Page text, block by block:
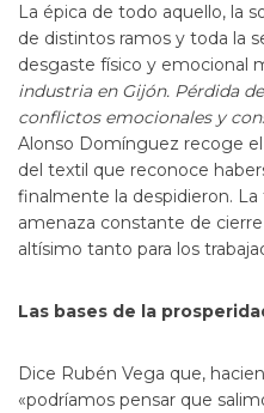
La épica de todo aquello, la
de distintos ramos y toda la
desgaste físico y emocional
industria en Gijón. Pérdida
conflictos emocionales y
Alonso Domínguez recoge
del textil que reconoce
finalmente la despidieron.
amenaza constante de
altísimo tanto para los
Las bases de la
Dice Rubén Vega que,
«podríamos pensar que